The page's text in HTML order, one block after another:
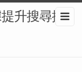
升搜尋排